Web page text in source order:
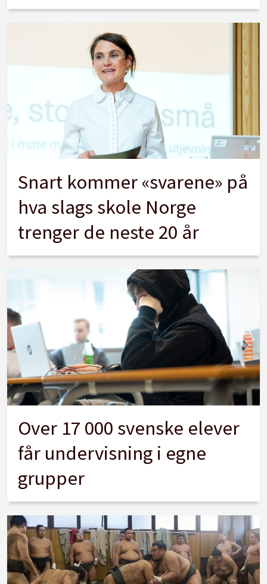
Snart kommer «svarene» på
hva slags skole Norge
trenger de neste 20 år
Over 17 000 svenske elever
får undervisning i egne
grupper